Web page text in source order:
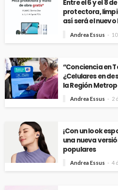
Entre el 6 y el 8
protectora,
así será el nuevo
Andrea Essus
“Conciencia en
¿Celulares en
la Región
Andrea Essus 2
¡Con un look
una nueva
populares
Andrea Essus 4